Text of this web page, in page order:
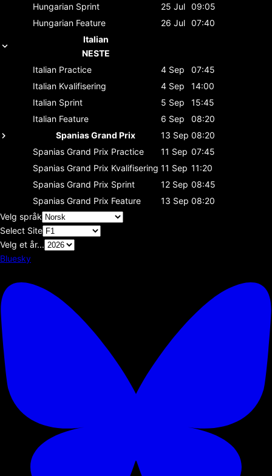
Hungarian Sprint 25 Jul 09:05
Hungarian Feature 26 Jul 07:40
Italian
NESTE
Italian Practice 4 Sep
07:45
Italian Kvalifisering 4 Sep
14:00
Italian Sprint 5 Sep
15:45
Italian Feature 6 Sep
08:20
Spanias Grand Prix
13 Sep 08:20
Spanias Grand Prix Practice 11 Sep 07:45
Spanias Grand Prix Kvalifisering 11 Sep 11:20
Spanias Grand Prix Sprint 12 Sep 08:45
Spanias Grand Prix Feature 13 Sep 08:20
Velg språk
Select Site
Velg et år...
Bluesky